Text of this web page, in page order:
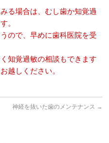
る場合は、むし歯か知覚過
。
ので、早めに歯科医院を受
知覚過敏の相談もできます
越しください。
神経を抜いた歯のメンテナンス →